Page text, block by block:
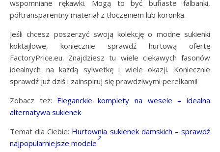
wspomniane rękawki. Mogą to być bufiaste falbanki,
półtransparentny materiał z tłoczeniem lub koronka.
Jeśli chcesz poszerzyć swoją kolekcję o modne sukienki
koktajlowe, koniecznie sprawdź hurtową ofertę
FactoryPrice.eu. Znajdziesz tu wiele ciekawych fasonów
idealnych na każdą sylwetkę i wiele okazji. Koniecznie
sprawdź już dziś i zainspiruj się prawdziwymi perełkami!
Zobacz też: Eleganckie komplety na wesele – idealna
alternatywa sukienek
Temat dla Ciebie: Hurtownia sukienek damskich – sprawdź
najpopularniejsze modele